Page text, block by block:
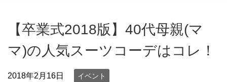
【卒業式2018版】40代母親(マ
マ)の人気スーツコーデはコレ！
2018年2月16日 イベント